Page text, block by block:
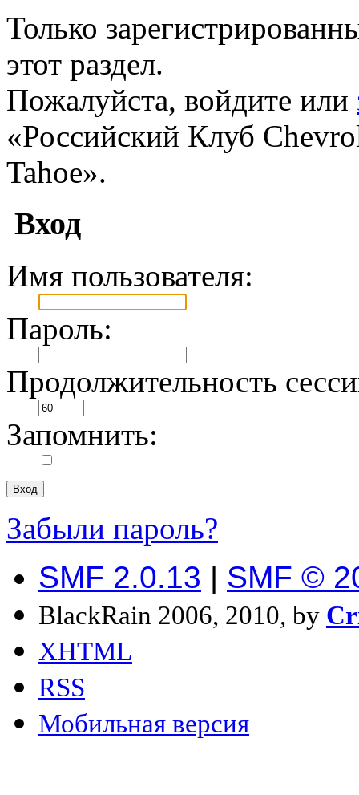
Только
этот раздел.
Пожалуйста, войдите или
«Российский Клуб
Tahoe».
Вход
Имя пользователя:
Пароль:
Продолжительность
Запомнить:
Забыли пароль?
SMF 2.0.13 | SMF ©
BlackRain 2006, 2010, by
XHTML
RSS
Мобильная версия